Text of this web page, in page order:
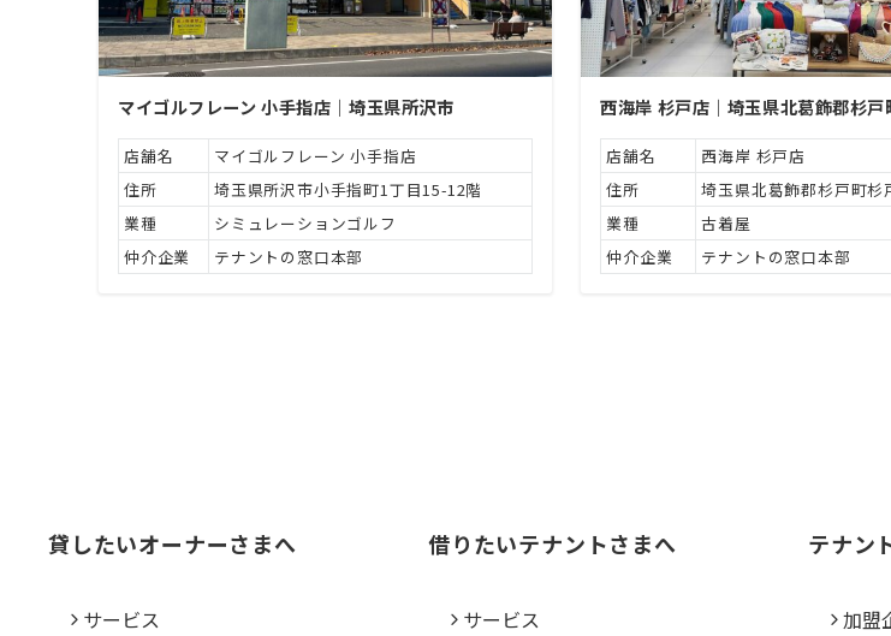
マイゴルフレーン 小手指店｜埼玉県所沢市
店舗名
マイゴルフレーン 小手指店
住所
埼玉県所沢市小手指町1丁目15-12階
業種
シミュレーションゴルフ
仲介企業
テナントの窓口本部
西海岸 杉戸店｜埼玉県北葛飾郡杉戸
店舗名
西海岸 杉戸店
住所
埼玉県北葛飾郡杉戸町杉
業種
古着屋
仲介企業
テナントの窓口本部
貸したいオーナーさまへ
サービス
借りたいテナントさまへ
サービス
テナン
加盟